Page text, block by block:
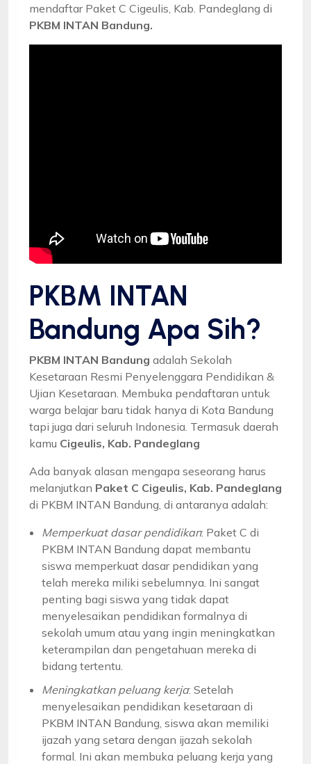
mendaftar Paket C Cigeulis, Kab. Pandeglang di
PKBM INTAN Bandung.
PKBM INTAN
Bandung Apa Sih?
PKBM INTAN Bandung adalah Sekolah
Kesetaraan Resmi Penyelenggara Pendidikan &
Ujian Kesetaraan. Membuka pendaftaran untuk
warga belajar baru tidak hanya di Kota Bandung
tapi juga dari seluruh Indonesia. Termasuk daerah
kamu Cigeulis, Kab. Pandeglang
Ada banyak alasan mengapa seseorang harus
melanjutkan Paket C Cigeulis, Kab. Pandeglang
di PKBM INTAN Bandung, di antaranya adalah:
Memperkuat dasar pendidikan: Paket C di
PKBM INTAN Bandung dapat membantu
siswa memperkuat dasar pendidikan yang
telah mereka miliki sebelumnya. Ini sangat
penting bagi siswa yang tidak dapat
menyelesaikan pendidikan formalnya di
sekolah umum atau yang ingin meningkatkan
keterampilan dan pengetahuan mereka di
bidang tertentu.
Meningkatkan peluang kerja: Setelah
menyelesaikan pendidikan kesetaraan di
PKBM INTAN Bandung, siswa akan memiliki
ijazah yang setara dengan ijazah sekolah
formal. Ini akan membuka peluang kerja yang